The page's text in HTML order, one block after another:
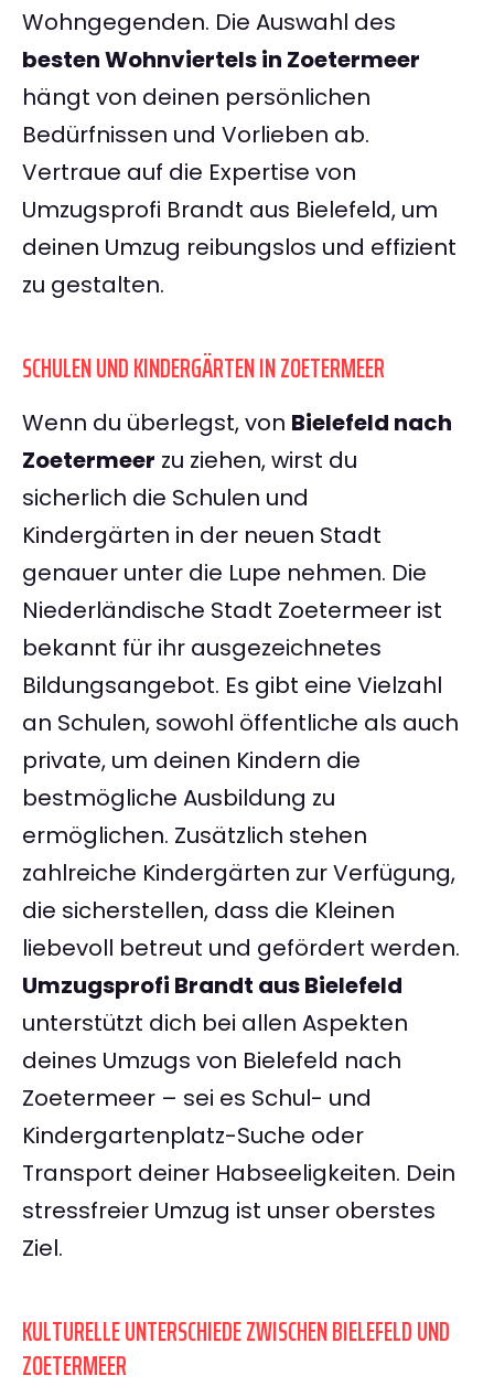
Wohngegenden. Die Auswahl des
besten Wohnviertels in Zoetermeer
hängt von deinen persönlichen
Bedürfnissen und Vorlieben ab.
Vertraue auf die Expertise von
Umzugsprofi Brandt aus Bielefeld, um
deinen Umzug reibungslos und effizient
zu gestalten.
SCHULEN UND KINDERGÄRTEN IN ZOETERMEER
Wenn du überlegst, von Bielefeld nach
Zoetermeer zu ziehen, wirst du
sicherlich die Schulen und
Kindergärten in der neuen Stadt
genauer unter die Lupe nehmen. Die
Niederländische Stadt Zoetermeer ist
bekannt für ihr ausgezeichnetes
Bildungsangebot. Es gibt eine Vielzahl
an Schulen, sowohl öffentliche als auch
private, um deinen Kindern die
bestmögliche Ausbildung zu
ermöglichen. Zusätzlich stehen
zahlreiche Kindergärten zur Verfügung,
die sicherstellen, dass die Kleinen
liebevoll betreut und gefördert werden.
Umzugsprofi Brandt aus Bielefeld
unterstützt dich bei allen Aspekten
deines Umzugs von Bielefeld nach
Zoetermeer – sei es Schul- und
Kindergartenplatz-Suche oder
Transport deiner Habseeligkeiten. Dein
stressfreier Umzug ist unser oberstes
Ziel.
KULTURELLE UNTERSCHIEDE ZWISCHEN BIELEFELD UND
ZOETERMEER